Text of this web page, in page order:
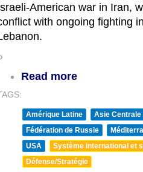
American war in Iran,
with ongoing fighting
Read more
Amérique Latine
Asie Centrale
Fédération de Russie
USA
Système international et
Défense/Stratégie